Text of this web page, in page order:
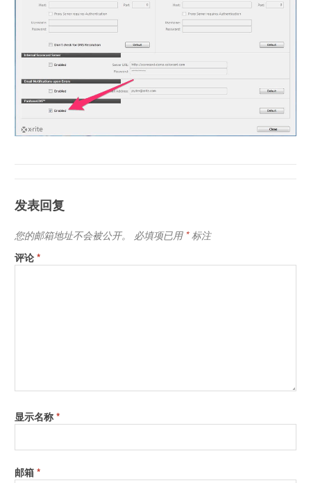
发表回复
您的邮箱地址不会被公开。 必填项已用 *标注
评论*
显示名称*
邮箱*